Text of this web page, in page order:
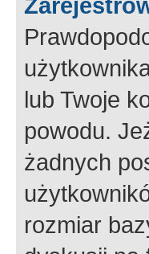
lub Twoje
powodu.
żadnych
rozmiar